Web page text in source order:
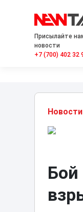
Присылайте
новости
+7 (700) 402 32